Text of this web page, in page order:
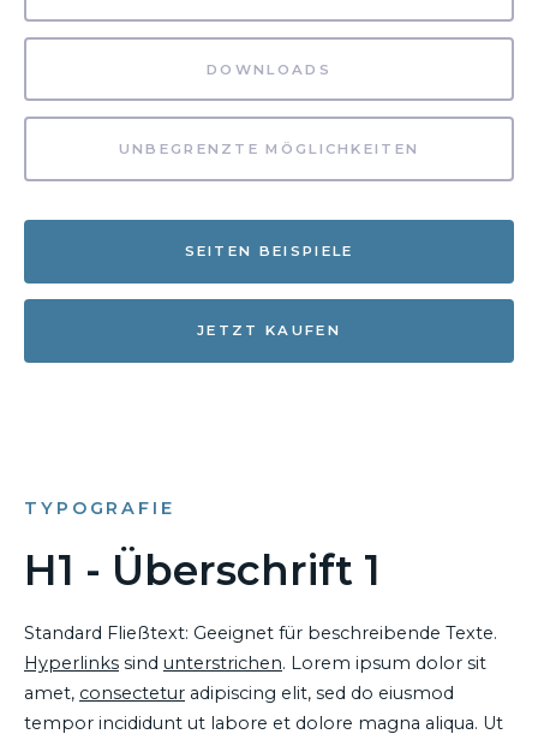
DOWNLOADS
UNBEGRENZTE MÖGLICHKEITEN
SEITEN BEISPIELE
JETZT KAUFEN
TYPOGRAFIE
H1 - Überschrift 1
Standard Fließtext: Geeignet für beschreibende Texte.
Hyperlinks sind unterstrichen. Lorem ipsum dolor sit
amet, consectetur adipiscing elit, sed do eiusmod
tempor incididunt ut labore et dolore magna aliqua. Ut